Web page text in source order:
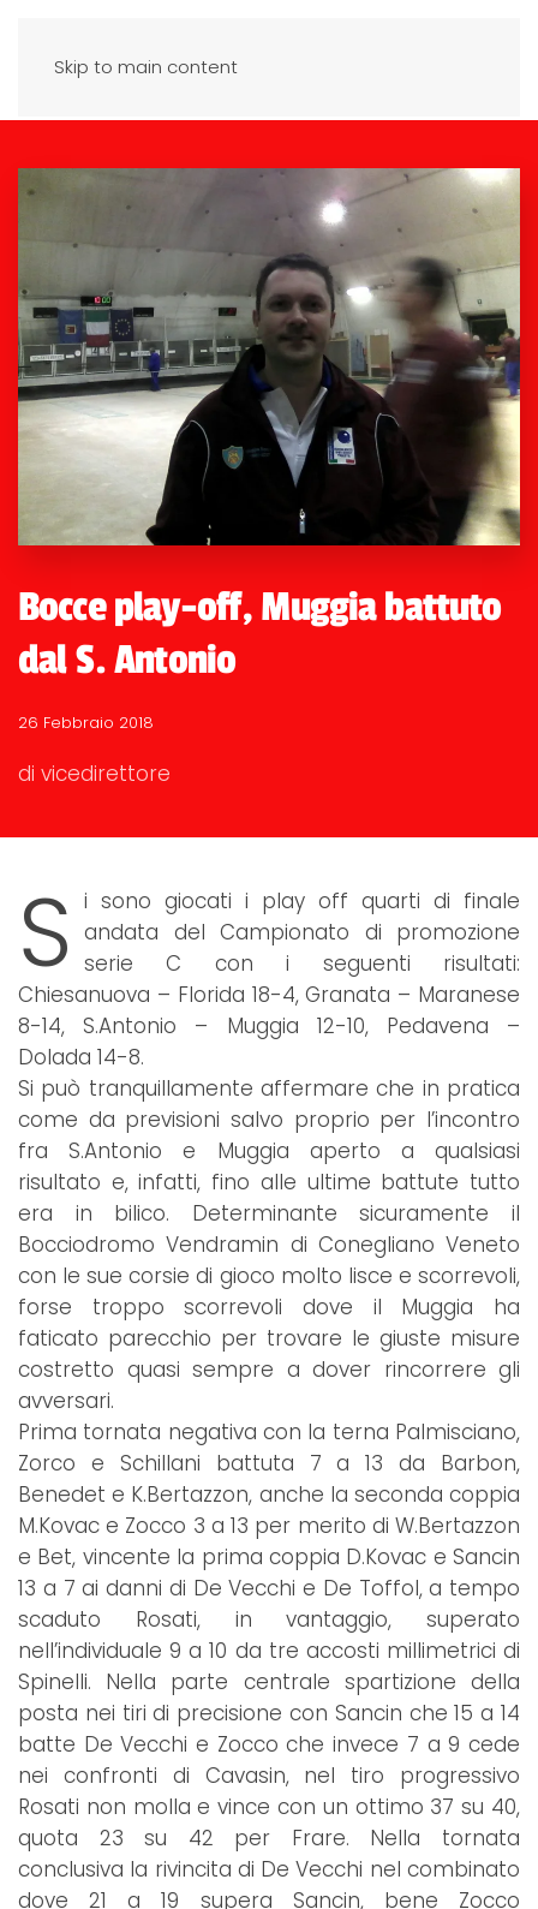
Skip to main content
Bocce play-off, Muggia battuto
dal S. Antonio
26 Febbraio 2018
di vicedirettore
S i sono giocati i play off quarti di finale
andata del Campionato di promozione
serie C con i seguenti risultati:
Chiesanuova – Florida 18-4, Granata – Maranese
8-14, S.Antonio – Muggia 12-10, Pedavena –
Dolada 14-8.
Si può tranquillamente affermare che in pratica
come da previsioni salvo proprio per l’incontro
fra S.Antonio e Muggia aperto a qualsiasi
risultato e, infatti, fino alle ultime battute tutto
era in bilico. Determinante sicuramente il
Bocciodromo Vendramin di Conegliano Veneto
con le sue corsie di gioco molto lisce e scorrevoli,
forse troppo scorrevoli dove il Muggia ha
faticato parecchio per trovare le giuste misure
costretto quasi sempre a dover rincorrere gli
avversari.
Prima tornata negativa con la terna Palmisciano,
Zorco e Schillani battuta 7 a 13 da Barbon,
Benedet e K.Bertazzon, anche la seconda coppia
M.Kovac e Zocco 3 a 13 per merito di W.Bertazzon
e Bet, vincente la prima coppia D.Kovac e Sancin
13 a 7 ai danni di De Vecchi e De Toffol, a tempo
scaduto Rosati, in vantaggio, superato
nell’individuale 9 a 10 da tre accosti millimetrici di
Spinelli. Nella parte centrale spartizione della
posta nei tiri di precisione con Sancin che 15 a 14
batte De Vecchi e Zocco che invece 7 a 9 cede
nei confronti di Cavasin, nel tiro progressivo
Rosati non molla e vince con un ottimo 37 su 40,
quota 23 su 42 per Frare. Nella tornata
conclusiva la rivincita di De Vecchi nel combinato
dove 21 a 19 supera Sancin, bene Zocco